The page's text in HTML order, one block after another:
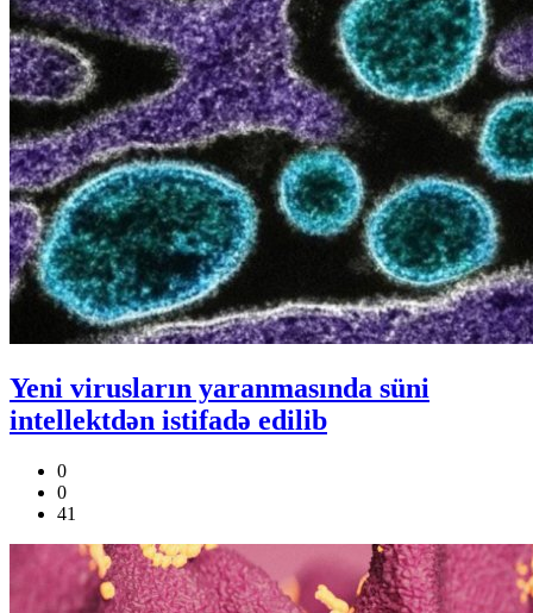
Yeni virusların yaranmasında süni
intellektdən istifadə edilib
0
0
41